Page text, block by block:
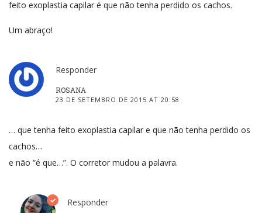
feito exoplastia capilar é que não tenha perdido os cachos.
Um abraço!
Responder
ROSANA
23 DE SETEMBRO DE 2015 AT 20:58
… que tenha feito exoplastia capilar e que não tenha perdido os
cachos…
e não “é que…”. O corretor mudou a palavra.
Responder